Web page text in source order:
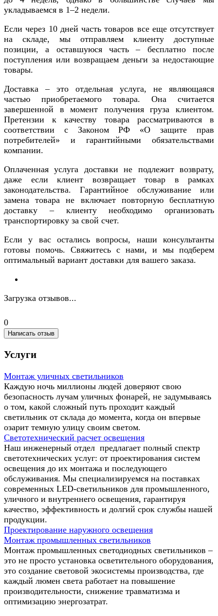
укладываемся в 1–2 недели.
Если через 10 дней часть товаров все еще отсутствует
на складе, мы отправляем клиенту доступные
позиции, а оставшуюся часть – бесплатно после
поступления или возвращаем деньги за недостающие
товары.
Доставка – это отдельная услуга, не являющаяся
частью приобретаемого товара. Она считается
завершенной в момент получения груза клиентом.
Претензии к качеству товара рассматриваются в
соответствии с Законом РФ «О защите прав
потребителей» и гарантийными обязательствами
компании.
Оплаченная услуга доставки не подлежит возврату,
даже если клиент возвращает товар в рамках
законодательства. Гарантийное обслуживание или
замена товара не включает повторную бесплатную
доставку – клиенту необходимо организовать
транспортировку за свой счет.
Если у вас остались вопросы, наши консультанты
готовы помочь. Свяжитесь с нами, и мы подберем
оптимальный вариант доставки для вашего заказа.
Загрузка отзывов...
0
Написать отзыв
Услуги
Монтаж уличных светильников
Каждую ночь миллионы людей доверяют свою
безопасность лучам уличных фонарей, не задумываясь
о том, какой сложный путь проходит каждый
светильник от склада до момента, когда он впервые
озарит темную улицу своим светом.
Светотехнический расчет освещения
Наш инженерный отдел предлагает полный спектр
светотехнических услуг: от проектирования систем
освещения до их монтажа и последующего
обслуживания. Мы специализируемся на поставках
современных LED-светильников для промышленного,
уличного и внутреннего освещения, гарантируя
качество, эффективность и долгий срок службы нашей
продукции.
Проектирование наружного освещения
Монтаж промышленных светильников
Монтаж промышленных светодиодных светильников –
это не просто установка осветительного оборудования,
это создание световой экосистемы производства, где
каждый люмен света работает на повышение
производительности, снижение травматизма и
оптимизацию энергозатрат.